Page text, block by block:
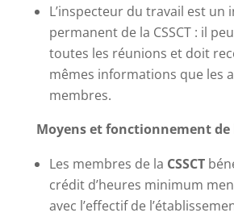
L’inspecteur du travail est un
permanent de la CSSCT : il
toutes les réunions et doit
mêmes informations que les
membres.
Moyens et fonctionnement de
Les membres de la CSSCT
crédit d’heures minimum
avec l’effectif de